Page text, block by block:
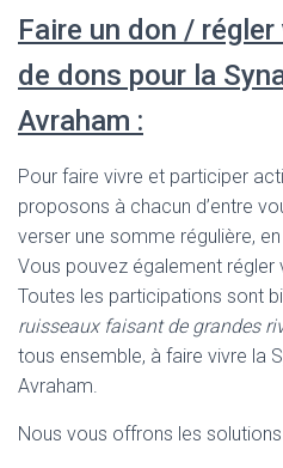
Faire un don /
de dons pour la
Avraham :
Pour faire vivre et participer
proposons à chacun d’entre
verser une somme régulière,
Vous pouvez également
Toutes les participations sont
ruisseaux faisant de grandes
tous ensemble, à faire vivre la
Avraham.
Nous vous offrons les